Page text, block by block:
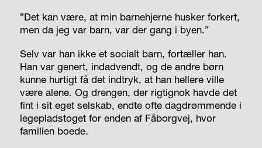
”Det kan være, at min barnehjerne husker forkert,
men da jeg var barn, var der gang i byen.”
Selv var han ikke et socialt barn, fortæller han.
Han var genert, indadvendt, og de andre børn
kunne hurtigt få det indtryk, at han hellere ville
være alene. Og drengen, der rigtignok havde det
fint i sit eget selskab, endte ofte dagdrømmende i
legepladstoget for enden af Fåborgvej, hvor
familien boede.